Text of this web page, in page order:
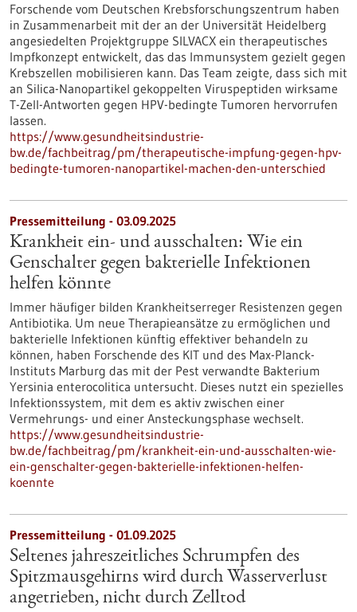
Forschende vom Deutschen Krebsforschungszentrum haben
in Zusammenarbeit mit der an der Universität Heidelberg
angesiedelten Projektgruppe SILVACX ein therapeutisches
Impfkonzept entwickelt, das das Immunsystem gezielt gegen
Krebszellen mobilisieren kann. Das Team zeigte, dass sich mit
an Silica-Nanopartikel gekoppelten Viruspeptiden wirksame
T-Zell-Antworten gegen HPV-bedingte Tumoren hervorrufen
lassen.
https://www.gesundheitsindustrie-
bw.de/fachbeitrag/pm/therapeutische-impfung-gegen-hpv-
bedingte-tumoren-nanopartikel-machen-den-unterschied
Pressemitteilung - 03.09.2025
Krankheit ein- und ausschalten: Wie ein
Genschalter gegen bakterielle Infektionen
helfen könnte
Immer häufiger bilden Krankheitserreger Resistenzen gegen
Antibiotika. Um neue Therapieansätze zu ermöglichen und
bakterielle Infektionen künftig effektiver behandeln zu
können, haben Forschende des KIT und des Max-Planck-
Instituts Marburg das mit der Pest verwandte Bakterium
Yersinia enterocolitica untersucht. Dieses nutzt ein spezielles
Infektionssystem, mit dem es aktiv zwischen einer
Vermehrungs- und einer Ansteckungsphase wechselt.
https://www.gesundheitsindustrie-
bw.de/fachbeitrag/pm/krankheit-ein-und-ausschalten-wie-
ein-genschalter-gegen-bakterielle-infektionen-helfen-
koennte
Pressemitteilung - 01.09.2025
Seltenes jahreszeitliches Schrumpfen des
Spitzmausgehirns wird durch Wasserverlust
angetrieben, nicht durch Zelltod